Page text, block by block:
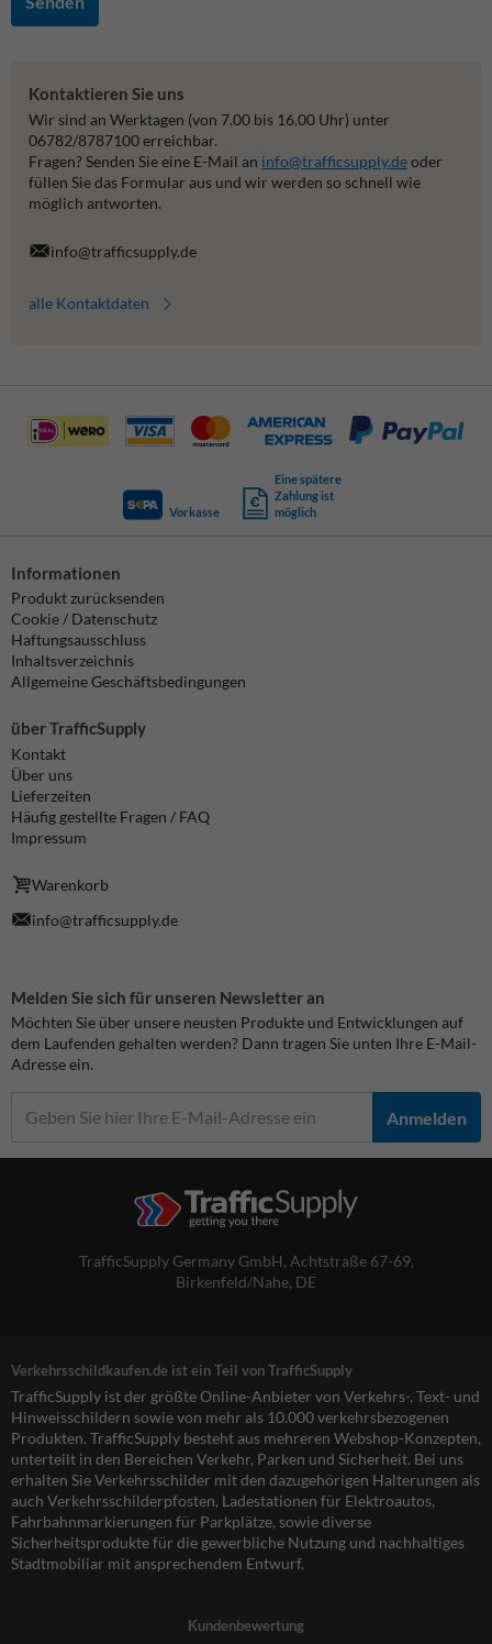
Kontaktieren Sie uns
Wir sind an Werktagen (von 7.00 bis 16.00 Uhr) unter
06782/8787100 erreichbar.
Fragen? Senden Sie eine E-Mail an info@trafficsupply.deoder
füllen Sie das Formular aus und wir werden so schnell wie
möglich antworten.
info@trafficsupply.de
alle Kontaktdaten
Vorkasse
Eine spätere
Zahlung ist
möglich
Informationen
Produkt zurücksenden
Cookie / Datenschutz
Haftungsausschluss
Inhaltsverzeichnis
Allgemeine Geschäftsbedingungen
über TrafficSupply
Kontakt
Über uns
Lieferzeiten
Häufig gestellte Fragen / FAQ
Impressum
Warenkorb
info@trafficsupply.de
Melden Sie sich für unseren Newsletter an
Möchten Sie über unsere neusten Produkte und Entwicklungen auf
dem Laufenden gehalten werden? Dann tragen Sie unten Ihre E-Mail-
Adresse ein.
Anmelden
TrafficSupply Germany GmbH, Achtstraße 67-69,
Birkenfeld/Nahe, DE
Verkehrsschildkaufen.de ist ein Teil von TrafficSupply
TrafficSupply ist der größte Online-Anbieter von Verkehrs-, Text- und
Hinweisschildern sowie von mehr als 10.000 verkehrsbezogenen
Produkten. TrafficSupply besteht aus mehreren Webshop-Konzepten,
unterteilt in den Bereichen Verkehr, Parken und Sicherheit. Bei uns
erhalten Sie Verkehrsschilder mit den dazugehörigen Halterungen als
auch Verkehrsschilderpfosten, Ladestationen für Elektroautos,
Fahrbahnmarkierungen für Parkplätze, sowie diverse
Sicherheitsprodukte für die gewerbliche Nutzung und nachhaltiges
Stadtmobiliar mit ansprechendem Entwurf.
Kundenbewertung